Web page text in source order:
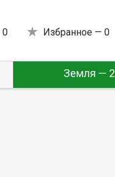
0 Избранное — 0
Земля — 2